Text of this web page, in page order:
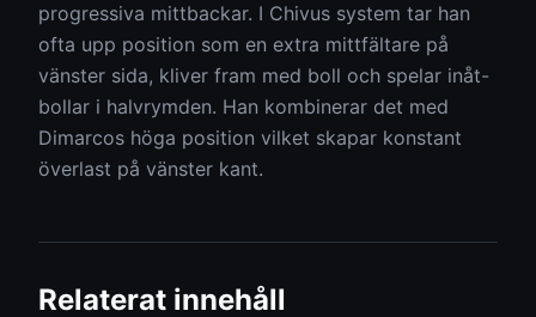
progressiva mittbackar. I Chivus system tar han
ofta upp position som en extra mittfältare på
vänster sida, kliver fram med boll och spelar inåt-
bollar i halvrymden. Han kombinerar det med
Dimarcos höga position vilket skapar konstant
överlast på vänster kant.
Relaterat innehåll